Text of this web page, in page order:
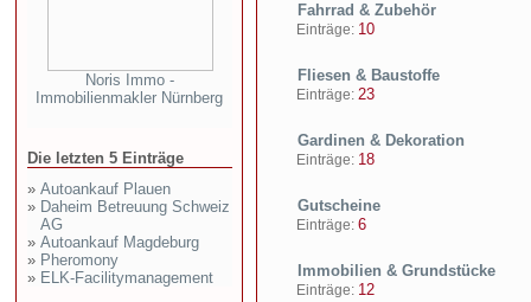
Noris Immo -
Immobilienmakler Nürnberg
Die letzten 5 Einträge
» Autoankauf Plauen
» Daheim Betreuung Schweiz
AG
» Autoankauf Magdeburg
» Pheromony
» ELK-Facilitymanagement
Fahrrad & Zubehör
Einträge: 10
Fliesen & Baustoffe
Einträge: 23
Gardinen & Dekoration
Einträge: 18
Gutscheine
Einträge: 6
Immobilien & Grundstücke
Einträge: 12